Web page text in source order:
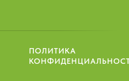
ПОЛИТИКА